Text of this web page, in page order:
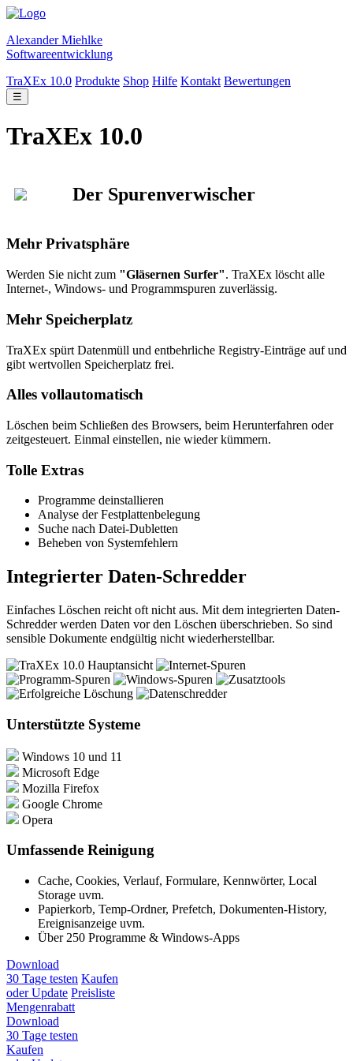
Alexander Miehlke
Softwareentwicklung
TraXEx 10.0 Produkte Shop Hilfe Kontakt Bewertungen
☰
TraXEx 10.0
Der Spurenverwischer
Mehr Privatsphäre
Werden Sie nicht zum "Gläsernen Surfer". TraXEx löscht alle
Internet-, Windows- und Programmspuren zuverlässig.
Mehr Speicherplatz
TraXEx spürt Datenmüll und entbehrliche Registry-Einträge auf und
gibt wertvollen Speicherplatz frei.
Alles vollautomatisch
Löschen beim Schließen des Browsers, beim Herunterfahren oder
zeitgesteuert. Einmal einstellen, nie wieder kümmern.
Tolle Extras
Programme deinstallieren
Analyse der Festplattenbelegung
Suche nach Datei-Dubletten
Beheben von Systemfehlern
Integrierter Daten-Schredder
Einfaches Löschen reicht oft nicht aus. Mit dem integrierten Daten-
Schredder werden Daten vor den Löschen überschrieben. So sind
sensible Dokumente endgültig nicht wiederherstellbar.
Unterstützte Systeme
Windows 10 und 11
Microsoft Edge
Mozilla Firefox
Google Chrome
Opera
Umfassende Reinigung
Cache, Cookies, Verlauf, Formulare, Kennwörter, Local
Storage uvm.
Papierkorb, Temp-Ordner, Prefetch, Dokumenten-History,
Ereignisanzeige uvm.
Über 250 Programme & Windows-Apps
Download
30 Tage testen Kaufen
oder Update Preisliste
Mengenrabatt
Download
30 Tage testen
Kaufen